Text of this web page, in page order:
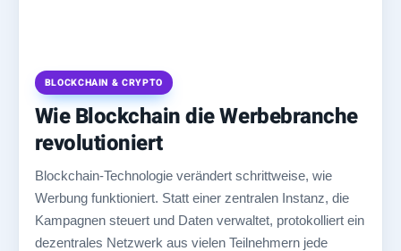
BLOCKCHAIN & CRYPTO
Wie Blockchain die Werbebranche
revolutioniert
Blockchain-Technologie verändert schrittweise, wie
Werbung funktioniert. Statt einer zentralen Instanz, die
Kampagnen steuert und Daten verwaltet, protokolliert ein
dezentrales Netzwerk aus vielen Teilnehmern jede